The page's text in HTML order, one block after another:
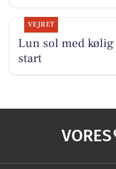
VEJRET
Lun sol med kølig
start
VORES